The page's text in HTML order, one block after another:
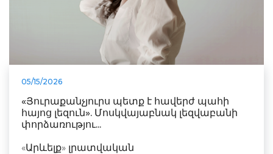
05/15/2026
«Յուրաքանչյուրս պետք է հավերժ պահի
հայոց լեզուն». Մոսկվայաբնակ լեզվաբանի
փորձառությու...
«Արևելք» լրատվական